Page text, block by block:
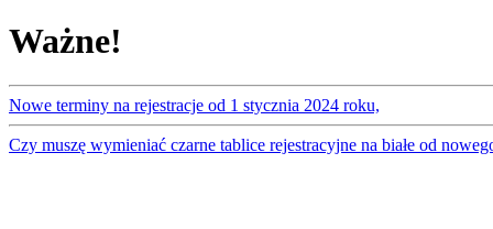
Ważne!
Nowe terminy na rejestracje od 1 stycznia 2024 roku,
Czy muszę wymieniać czarne tablice rejestracyjne na białe od